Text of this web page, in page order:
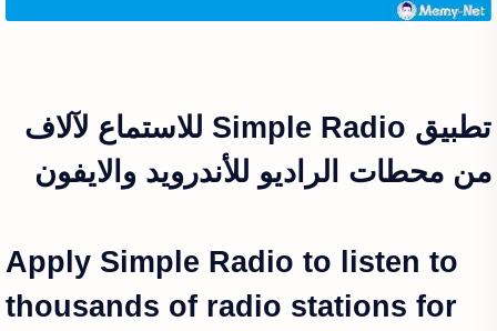
تطبيق Simple Radio للاستماع لآلاف
من محطات الراديو للأندرويد والايفون
Apply Simple Radio to listen to
thousands of radio stations for